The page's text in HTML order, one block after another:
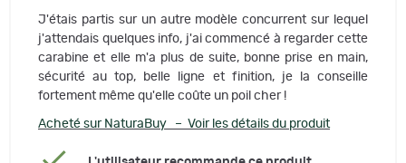
J'étais partis sur un autre modèle concurrent sur lequel
j'attendais quelques info, j'ai commencé à regarder cette
carabine et elle m'a plus de suite, bonne prise en main,
sécurité au top, belle ligne et finition, je la conseille
fortement même qu'elle coûte un poil cher !
Acheté sur NaturaBuy – Voir les détails du produit